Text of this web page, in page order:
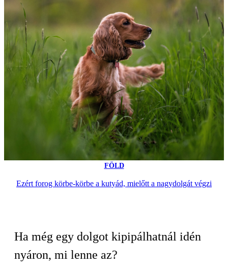
FÖLD
Ezért forog körbe-körbe a kutyád, mielőtt a nagydolgát végzi
Ha még egy dolgot kipipálhatnál idén
nyáron, mi lenne az?